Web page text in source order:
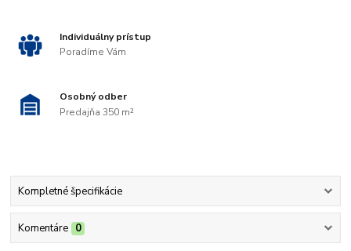
Individuálny prístup
Poradíme Vám
Osobný odber
Predajňa 350 m²
Kompletné špecifikácie
Komentáre 0